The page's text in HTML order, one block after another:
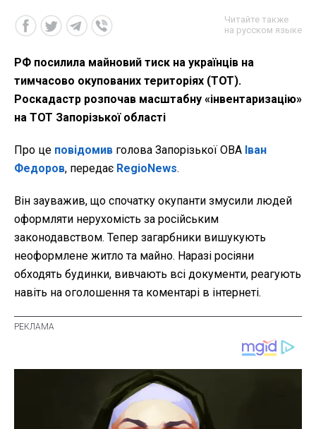
Читайте также
на русском языке
РФ посилила майновий тиск на українців на
тимчасово окупованих територіях (ТОТ).
Роскадастр розпочав масштабну «інвентаризацію»
на ТОТ Запорізької області
Про це повідомив голова Запорізької ОВА Іван
Федоров, передає RegioNews.
Він зауважив, що спочатку окупанти змусили людей
оформляти нерухомість за російським
законодавством. Тепер загарбники вишукують
неоформлене житло та майно. Наразі росіяни
обходять будинки, вивчають всі документи, реагують
навіть на оголошення та коментарі в інтернеті.